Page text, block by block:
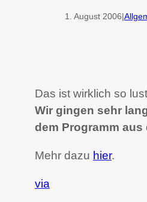
1. August 2006|
Das ist wirklich so
Wir gingen sehr
dem Programm aus
Mehr dazu hier.
via